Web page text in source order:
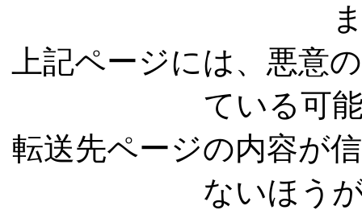
上記ページには、悪意
ている可
転送先ページの内容が
ないほう